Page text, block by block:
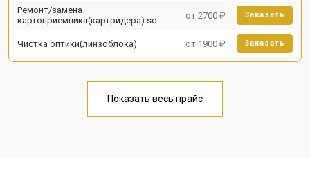
Ремонт/замена
картоприемника(картридера) sd
от 2700 ₽ Заказать
Чистка оптики(линзоблока) от 1900 ₽ Заказать
Показать весь прайс